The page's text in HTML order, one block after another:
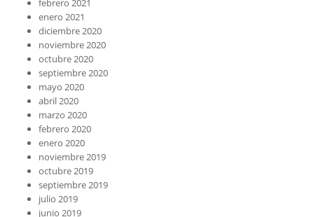
febrero 2021
enero 2021
diciembre 2020
noviembre 2020
octubre 2020
septiembre 2020
mayo 2020
abril 2020
marzo 2020
febrero 2020
enero 2020
noviembre 2019
octubre 2019
septiembre 2019
julio 2019
junio 2019